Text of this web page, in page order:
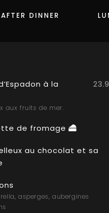
AFTER DINNER
à la
aux fruits de mer.
de fromage
au chocolat et sa
asperges, aubergines